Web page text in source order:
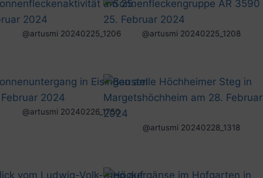
@artusmi 20240225_1206 @artusmi 20240225_1208
@artusmi 20240226_1750
@artusmi 20240228_1318